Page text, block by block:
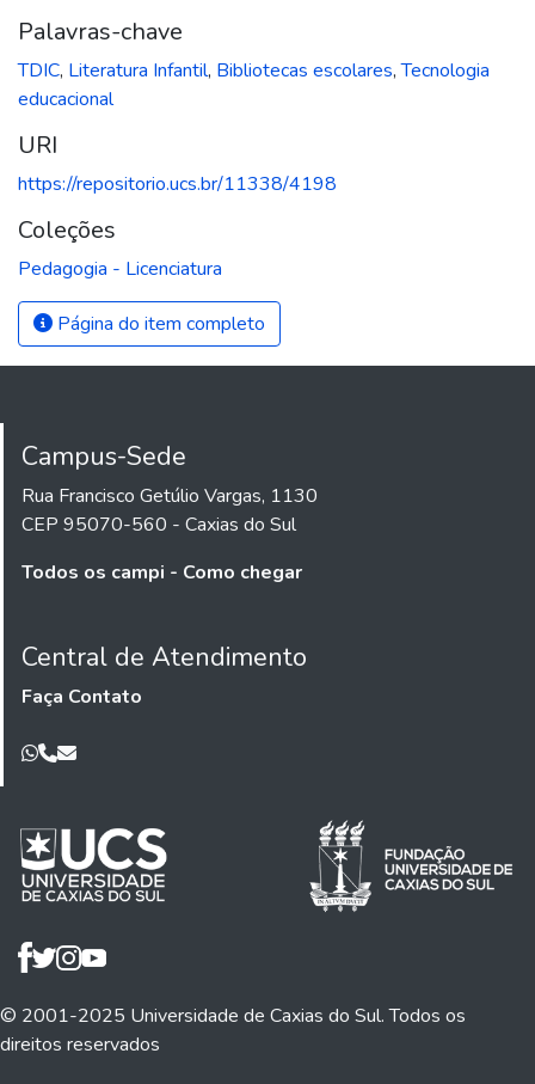
Palavras-chave
TDIC, Literatura Infantil, Bibliotecas escolares,Tecnologia
educacional
URI
https://repositorio.ucs.br/11338/4198
Coleções
Pedagogia - Licenciatura
Página do item completo
Campus-Sede
Rua Francisco Getúlio Vargas, 1130
CEP 95070-560 - Caxias do Sul
Todos os campi - Como chegar
Central de Atendimento
Faça Contato
© 2001-2025 Universidade de Caxias do Sul. Todos os
direitos reservados